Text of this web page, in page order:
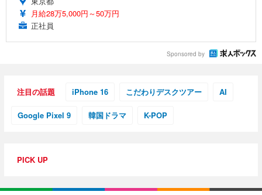
月給28万5,000円～50万円
正社員
Sponsored by
注目の話題 iPhone 16 こだわりデスクツアー AI
Google Pixel 9 韓国ドラマ K-POP
PICK UP